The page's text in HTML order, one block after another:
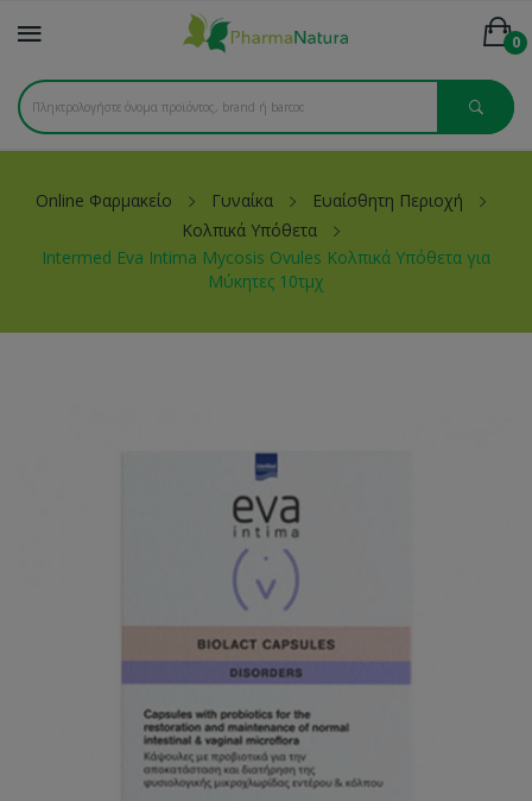
0
Online Φαρμακείο Γυναίκα
Ευαίσθητη Περιοχή
Κολπικά Υπόθετα
Intermed Eva Intima Mycosis Ovules Κολπικά Υπόθετα για
Μύκητες 10τμχ